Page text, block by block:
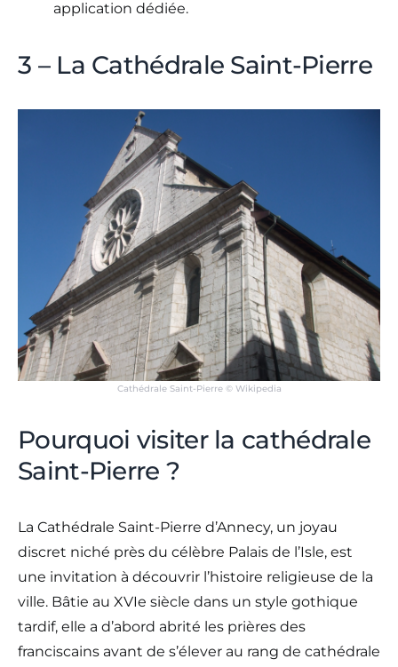
application dédiée.
3 – La Cathédrale Saint-Pierre
Cathédrale Saint-Pierre © Wikipedia
Pourquoi visiter la cathédrale
Saint-Pierre ?
La Cathédrale Saint-Pierre d’Annecy, un joyau
discret niché près du célèbre Palais de l’Isle, est
une invitation à découvrir l’histoire religieuse de la
ville. Bâtie au XVIe siècle dans un style gothique
tardif, elle a d’abord abrité les prières des
franciscains avant de s’élever au rang de cathédrale